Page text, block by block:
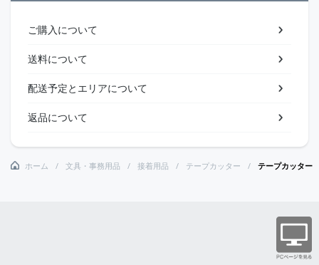
ご購入について
送料について
配送予定とエリアについて
返品について
ホーム 文具・事務用品 接着用品 テープカッター テープカッタ